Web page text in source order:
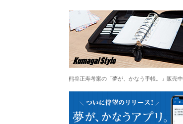
熊谷正寿考案の「夢が、かなう手帳。」販売中